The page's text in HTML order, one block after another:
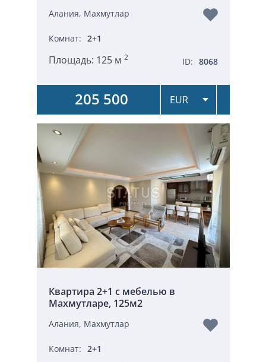
Алания, Махмутлар
Комнат: 2+1
Площадь: 125 м 2 ID: 8068
205 500
Квартира 2+1 с мебелью в
Махмутларе, 125м2
Алания, Махмутлар
Комнат: 2+1